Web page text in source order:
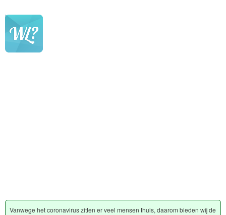
Vanwege het coronavirus zitten er veel mensen thuis, daarom bieden wij de